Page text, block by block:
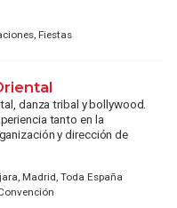
Fiestas
danza tribal y bollywood.
tanto en la
y dirección de
Madrid, Toda España